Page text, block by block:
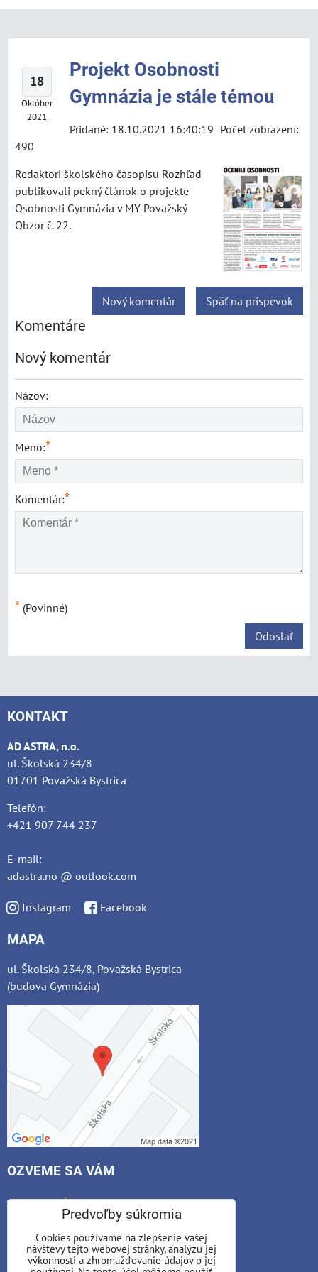
18
Október
2021
Projekt Osobnosti
Gymnázia je stále témou
Pridané: 18.10.2021 16:40:19 Počet zobrazení:
490
Redaktori školského časopisu Rozhľad
publikovali pekný článok o projekte
Osobnosti Gymnázia v MY Považský
Obzor č. 22.
Späť na príspevok
Nový komentár
Komentáre
Nový komentár
Názov:
Meno:*
Komentár:*
* (Povinné)
Odoslať
KONTAKT
AD ASTRA, n.o.
ul. Školská 234/8
01701 Považská Bystrica
Telefón:
+421 907 744 237
E-mail:
adastra.no @ outlook.com
Instagram Facebook
MAPA
ul. Školská 234/8, Považská Bystrica
(budova Gymnázia)
OZVEME SA VÁM
Váš e-mail:*
Váš telefón:*
Predvoľby súkromia
Cookies používame na zlepšenie vašej
návštevy tejto webovej stránky, analýzu jej
výkonnosti a zhromažďovanie údajov o jej